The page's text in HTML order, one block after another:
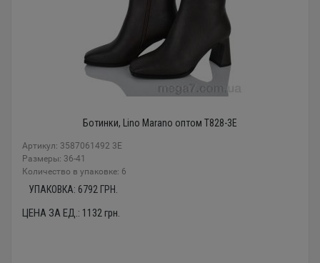
Ботинки, Lino Marano оптом T828-3E
Артикул: 3587061492 3E
Размеры: 36-41
Количество в упаковке: 6
УПАКОВКА: 6792 ГРН.
ЦЕНА ЗА ЕД.: 1132грн.